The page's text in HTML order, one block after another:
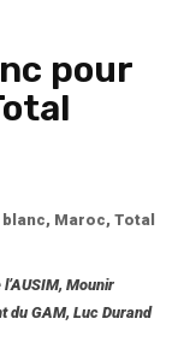
pour
blanc, Maroc, Total
Mounir
du GAM, Luc Durand